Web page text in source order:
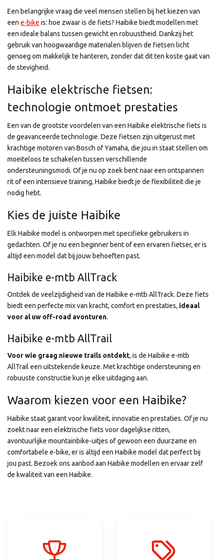
Een belangrijke vraag die veel mensen stellen bij het kiezen van
een e-bike is: hoe zwaar is de fiets? Haibike biedt modellen met
een ideale balans tussen gewicht en robuustheid. Dankzij het
gebruik van hoogwaardige materialen blijven de fietsen licht
genoeg om makkelijk te hanteren, zonder dat dit ten koste gaat van
de stevigheid.
Haibike elektrische fietsen:
technologie ontmoet prestaties
Een van de grootste voordelen van een Haibike elektrische fiets is
de geavanceerde technologie. Deze fietsen zijn uitgerust met
krachtige motoren van Bosch of Yamaha, die jou in staat stellen om
moeiteloos te schakelen tussen verschillende
ondersteuningsmodi. Of je nu op zoek bent naar een ontspannen
rit of een intensieve training, Haibike biedt je de flexibiliteit die je
nodig hebt.
Kies de juiste Haibike
Elk Haibike model is ontworpen met specifieke gebruikers in
gedachten. Of je nu een beginner bent of een ervaren fietser, er is
altijd een model dat bij jouw behoeften past.
Haibike e-mtb AllTrack
Ontdek de veelzijdigheid van de Haibike e-mtb AllTrack. Deze fiets
biedt een perfecte mix van kracht, comfort en prestaties, ideaal
voor al uw off-road avonturen.
Haibike e-mtb AllTrail
Voor wie graag nieuwe trails ontdekt, is de Haibike e-mtb
AllTrail een uitstekende keuze. Met krachtige ondersteuning en
robuuste constructie kun je elke uitdaging aan.
Waarom kiezen voor een Haibike?
Haibike staat garant voor kwaliteit, innovatie en prestaties. Of je nu
zoekt naar een elektrische fiets voor dagelijkse ritten,
avontuurlijke mountainbike-uitjes of gewoon een duurzame en
comfortabele e-bike, er is altijd een Haibike model dat perfect bij
jou past. Bezoek ons aanbod aan Haibike modellen en ervaar zelf
de kwaliteit van een Haibike.